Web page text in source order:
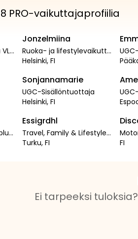
PRO-vaikuttajaprofiilia
Sisällöntuottaja, DIY ja VLOG sisältö
4 t
Jonzelmiina
Ruoka- ja lifestylevaikuttaja.
Helsinki,FI
1.4t
Sonjannamarie
UGC-Sisällöntuottaja
Helsinki,FI
Ugc-sisällöntuottaja, plusmalli, paraurheilija
1.5t
Essigrdhl
Travel, Family & Lifestyle Creator
Turku,FI
14
FI
Ei tarpeeksi